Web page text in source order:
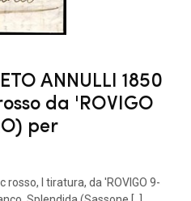
ANNULLI 1850
da 'ROVIGO
per
I tiratura, da 'ROVIGO 9-